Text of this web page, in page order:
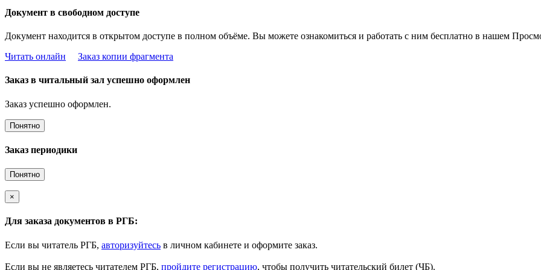
Документ в свободном доступе
Документ находится в открытом доступе в полном объёме. Вы можете ознакомиться и работать с ним бесплатно в нашем
Читать онлайн
Заказ копии фрагмента
Заказ в читальный зал успешно оформлен
Заказ успешно оформлен.
Понятно
Заказ периодики
Понятно
×
Для заказа документов в РГБ:
Если вы читатель РГБ, авторизуйтесь в личном кабинете и оформите заказ.
Если вы не являетесь читателем РГБ, пройдите регистрацию, чтобы получить читательский билет (ЧБ).